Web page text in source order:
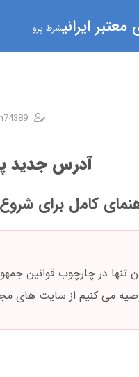
ایرانیشرط پرو
آدرس جدید
کامل برای
تنها در چارچوب قوانین
می کنیم از سایت های